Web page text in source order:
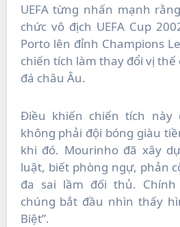
UEFA từng nhấn mạnh
chức vô địch UEFA Cup
Porto lên đỉnh Champions
chiến tích làm thay đổi vị
đá châu Âu.
Điều khiến chiến tích này
không phải đội bóng giàu
khi đó. Mourinho đã xây
luật, biết phòng ngự, phản
đa sai lầm đối thủ.
chúng bắt đầu nhìn thấy
Biệt”.